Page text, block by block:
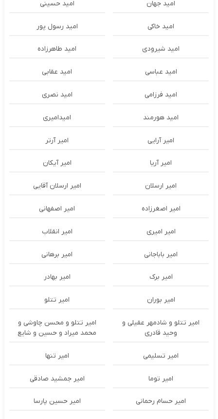
امید جهان امید حسینی
امید خاکی امید رسول پور
امید شیرودی امید طاهرزاده
امید عباسی امید عقابی
امید فرزامی امید نصری
امید هورمند امیدامیری
امیر آرایی امیر آرتر
امیر آریا امیر آیکان
امیر ارسلان امیر ارسلان آقایی
امیر اصغرزاده امیر اصفهانی
امیر امیری امیر انقلاب
امیر باباجانی امیر برهانی
امیر برک امیر بهادر
امیر بوران امیر تتلو
امیر تتلو و شادمهر عقیلی و
وحید قادری
امیر تتلو و محسن چاوشی و
محمد میراد و حسین و شایع
امیر تسلیمی امیر تنها
امیر توما امیر جمشید صادقی
امیر حسام رحمانی امیر حسین پارسا